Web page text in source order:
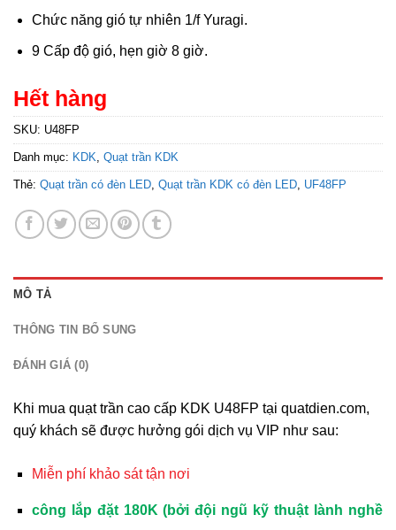
Chức năng gió tự nhiên 1/f Yuragi.
9 Cấp độ gió, hẹn giờ 8 giờ.
Hết hàng
SKU: U48FP
Danh mục: KDK Quạt trần KDK
Thẻ: Quạt trần có đèn LED Quạt trần KDK có đèn LED UF48FP
MÔ TẢ
THÔNG TIN BỔ SUNG
ĐÁNH GIÁ (0)
Khi mua quạt trần cao cấp KDK U48FP tại quatdien.com,
quý khách sẽ được hưởng gói dịch vụ VIP như sau:
Miễn phí khảo sát tận nơi
công lắp đặt 180K (bởi đội ngũ kỹ thuật lành nghề